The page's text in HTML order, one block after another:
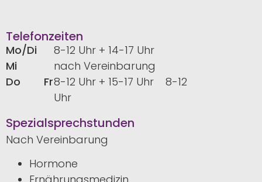
Telefonzeiten
Mo/Di
Mi
Do Fr
8-12 Uhr + 14-17 Uhr
nach Vereinbarung
8-12 Uhr + 15-17 Uhr 8-12
Uhr
Spezialsprechstunden
Nach Vereinbarung
Hormone